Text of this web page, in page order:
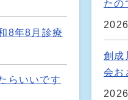
8年8月診療
らいいです
たの
創成
会お